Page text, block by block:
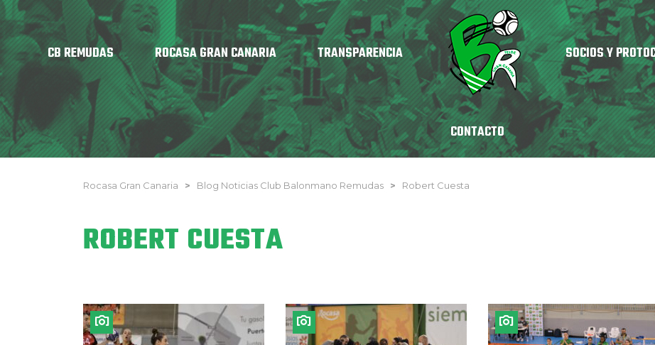
CB REMUDAS ROCASA GRAN CANARIA TRANSPARENCIA SOCIOS Y
CONTACTO
Rocasa Gran Canaria > Blog Noticias Club Balonmano Remudas > Robert Cuesta
ROBERT CUESTA